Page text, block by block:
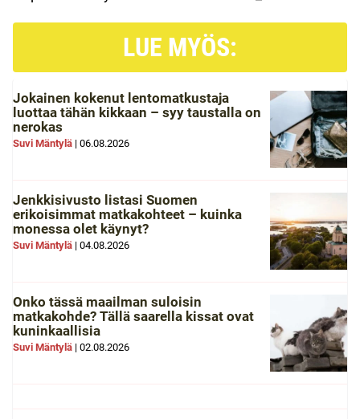
LUE MYÖS:
Jokainen kokenut lentomatkustaja
luottaa tähän kikkaan – syy taustalla on
nerokas
Suvi Mäntylä | 06.08.2026
Jenkkisivusto listasi Suomen
erikoisimmat matkakohteet – kuinka
monessa olet käynyt?
Suvi Mäntylä | 04.08.2026
Onko tässä maailman suloisin
matkakohde? Tällä saarella kissat ovat
kuninkaallisia
Suvi Mäntylä | 02.08.2026